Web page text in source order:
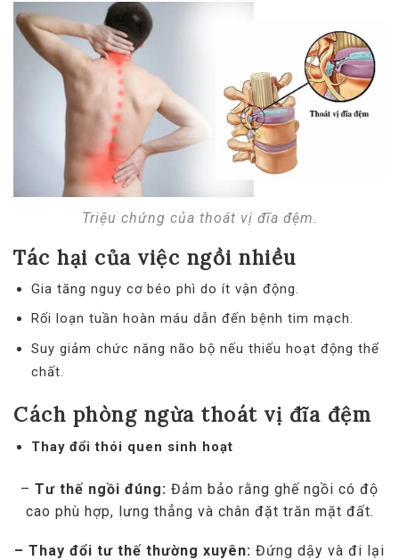
Triệu chứng của thoát vị đĩa đệm.
Tác hại của việc ngồi nhiều
Gia tăng nguy cơ béo phì do ít vận động.
Rối loạn tuần hoàn máu dẫn đến bệnh tim mạch.
Suy giảm chức năng não bộ nếu thiếu hoạt động thể
chất.
Cách phòng ngừa thoát vị đĩa đệm
Thay đổi thói quen sinh hoạt
– Tư thế ngồi đúng: Đảm bảo rằng ghế ngồi có độ
cao phù hợp, lưng thẳng và chân đặt trăn mặt đất.
– Thay đổi tư thế thường xuyên: Đứng dậy và đi lại